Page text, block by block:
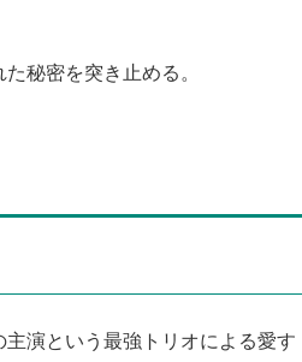
秘密を突き止める。
主演という最強トリオによる愛す